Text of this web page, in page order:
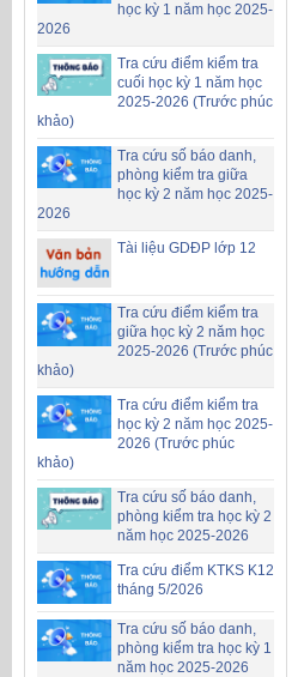
học kỳ 1 năm học 2025-
2026
Tra cứu điểm kiểm tra
cuối học kỳ 1 năm học
2025-2026 (Trước phúc
khảo)
Tra cứu số báo danh,
phòng kiểm tra giữa
học kỳ 2 năm học 2025-
2026
Tài liệu GDĐP lớp 12
Tra cứu điểm kiểm tra
giữa học kỳ 2 năm học
2025-2026 (Trước phúc
khảo)
Tra cứu điểm kiểm tra
học kỳ 2 năm học 2025-
2026 (Trước phúc
khảo)
Tra cứu số báo danh,
phòng kiểm tra học kỳ 2
năm học 2025-2026
Tra cứu điểm KTKS K12
tháng 5/2026
Tra cứu số báo danh,
phòng kiểm tra học kỳ 1
năm học 2025-2026